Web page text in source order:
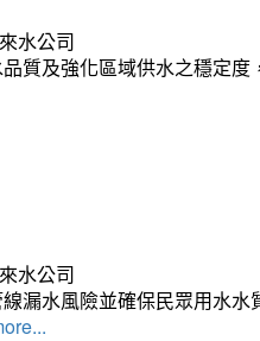
水公司
質及強化區域供水之穩定
水公司
漏水風險並確保民眾用水